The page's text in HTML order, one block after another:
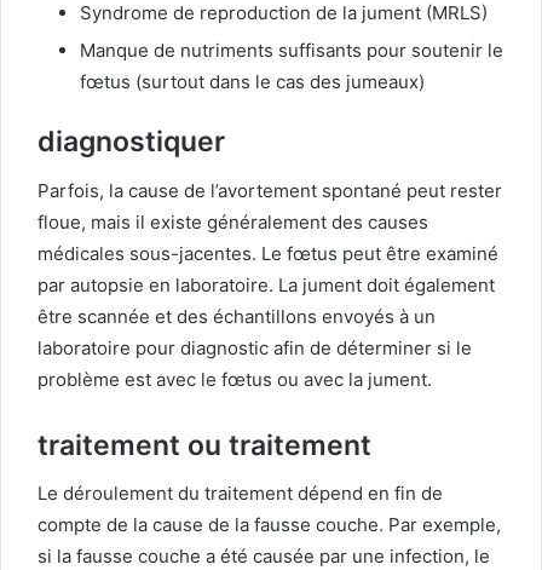
Syndrome de reproduction de la jument (MRLS)
Manque de nutriments suffisants pour soutenir le
fœtus (surtout dans le cas des jumeaux)
diagnostiquer
Parfois, la cause de l’avortement spontané peut rester
floue, mais il existe généralement des causes
médicales sous-jacentes. Le fœtus peut être examiné
par autopsie en laboratoire. La jument doit également
être scannée et des échantillons envoyés à un
laboratoire pour diagnostic afin de déterminer si le
problème est avec le fœtus ou avec la jument.
traitement ou traitement
Le déroulement du traitement dépend en fin de
compte de la cause de la fausse couche. Par exemple,
si la fausse couche a été causée par une infection, le